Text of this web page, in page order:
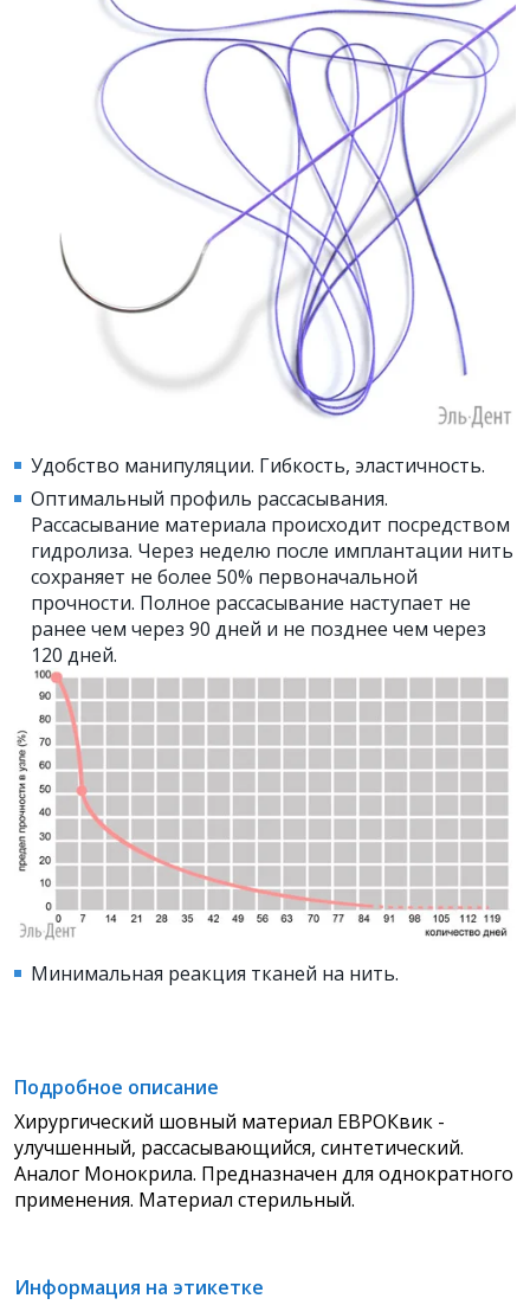
Удобство манипуляции. Гибкость, эластичность.
Оптимальный профиль рассасывания.
Рассасывание материала происходит посредством
гидролиза. Через неделю после имплантации нить
сохраняет не более 50% первоначальной
прочности. Полное рассасывание наступает не
ранее чем через 90 дней и не позднее чем через
120 дней.
Минимальная реакция тканей на нить.
Подробное описание
Хирургический шовный материал ЕВРОКвик -
улучшенный, рассасывающийся, синтетический.
Аналог Монокрила. Предназначен для однократного
применения. Материал стерильный.
Информация на этикетке